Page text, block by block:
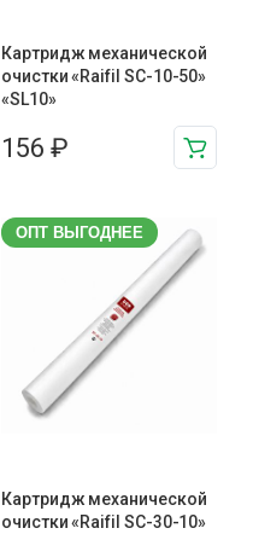
Картридж механической
очистки «Raifil SC-10-50»
«SL10»
156 ₽
ОПТ ВЫГОДНЕЕ
Картридж механической
очистки «Raifil SC-30-10»